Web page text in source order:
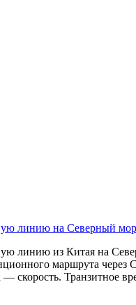
линию на Северный
линию из Китая на
маршрута
скорость. Транзитное